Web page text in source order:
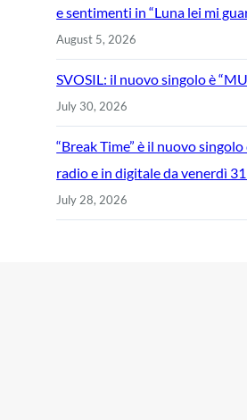
e sentimenti in “Luna lei mi
August 5, 2026
SVOSIL: il nuovo singolo è
July 30, 2026
“Break Time” è il nuovo
radio e in digitale da venerdì
July 28, 2026